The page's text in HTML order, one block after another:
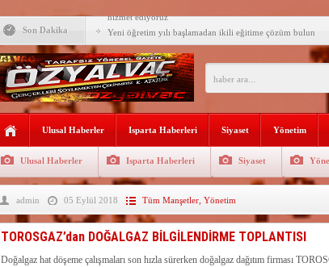
Son Dakika
hizmet ediyoruz”
Yeni öğretim yılı başlamadan ikili eğitime çözüm bulun
Yalvaç Festivali’ne görkemli açılış
Yalvaç’ta şimdi de Adliye Lojmanları yıkılıyor
Bir zamanlar Yalvaç, Ünlü Türk Ressamları Koleksiyonuna
Sahipti
Bilgiç, Yalvaç’taki köşesinden siyasete mesaj verdi
Hükümettir”
Süreyya Sadi Bilgiç’ten Başkan Kodal’a ziyaret
Festivalde sünnet şöleni gerçekleştirildi
Arıcılara 3 yılda 1900 kovan dağıtıldı
Ulusal Haberler Isparta Haberleri Siyaset Yönetim
Ulusal Haberler Isparta Haberleri Siyaset
admin 05 Eylül 2018 Tüm Manşetler, Yönetim
TOROSGAZ’dan DOĞALGAZ BİLGİLENDİRME TOPLANTISI
Doğalgaz hat döşeme çalışmaları son hızla sürerken doğalgaz dağıtım firması